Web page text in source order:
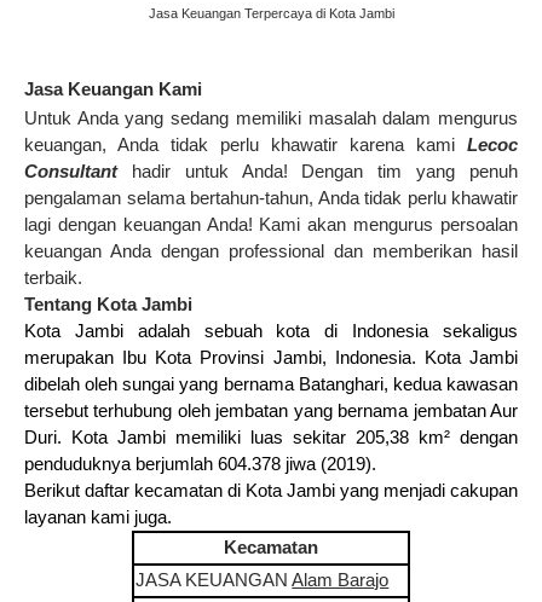
Jasa Keuangan Terpercaya di Kota Jambi
Jasa Keuangan Kami
Untuk Anda yang sedang memiliki masalah dalam mengurus
keuangan, Anda tidak perlu khawatir karena kami Lecoc
Consultant
hadir untuk Anda! Dengan tim yang penuh
pengalaman selama bertahun-tahun, Anda tidak perlu khawatir
lagi dengan keuangan Anda! Kami akan mengurus persoalan
keuangan Anda dengan professional dan memberikan hasil
terbaik.
Tentang Kota Jambi
Kota Jambiadalah sebuah kota di Indonesia sekaligus
merupakan Ibu Kota Provinsi Jambi, Indonesia. Kota Jambi
dibelah oleh sungai yang bernama Batanghari, kedua kawasan
tersebut terhubung oleh jembatan yang bernama jembatan Aur
Duri. Kota Jambi memiliki luas sekitar 205,38 km² dengan
penduduknya berjumlah 604.378 jiwa (2019).
Berikut daftar kecamatan di Kota Jambi yang menjadi cakupan
layanan kami juga.
Kecamatan
JASA KEUANGANAlam Barajo